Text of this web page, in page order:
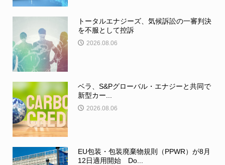
トータルエナジーズ、気候訴訟の一審判決
を不服として控訴
2026.08.06
ベラ、S&Pグローバル・エナジーと共同で
新型カー...
2026.08.06
EU包装・包装廃棄物規則（PPWR）が8月
12日適用開始 Do...